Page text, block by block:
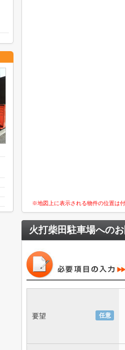
※地図上に表示される物件の位置は
火打柴田駐車場への
任意
要望